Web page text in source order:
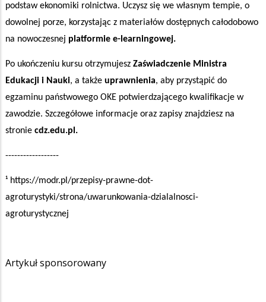
podstaw ekonomiki rolnictwa. Uczysz się we własnym tempie, o
dowolnej porze, korzystając z materiałów dostępnych całodobowo
na nowoczesnej platformie e-learningowej.
Po ukończeniu kursu otrzymujesz Zaświadczenie Ministra
Edukacji i Nauki, a także uprawnienia, aby przystąpić do
egzaminu państwowego OKE potwierdzającego kwalifikacje w
zawodzie. Szczegółowe informacje oraz zapisy znajdziesz na
stronie cdz.edu.pl.
------------------
¹ https://modr.pl/przepisy-prawne-dot-
agroturystyki/strona/uwarunkowania-dzialalnosci-
agroturystycznej
Artykuł sponsorowany